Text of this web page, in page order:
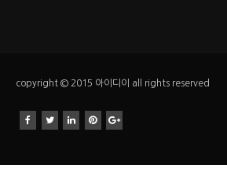
copyright © 2015 아이디이 all rights reserved